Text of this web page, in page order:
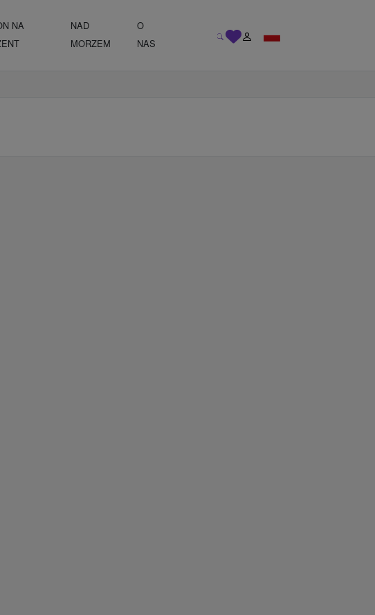
NA
NAD
MORZEM
O
NAS